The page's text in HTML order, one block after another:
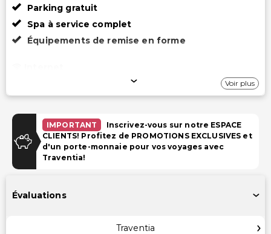
Parking gratuit
Spa à service complet
Équipements de remise en forme
Stationnement
Parking gratuit
Spa à service complet
Voir plus
IMPORTANT
Inscrivez-vous sur notre ESPACE
CLIENTS! Profitez de PROMOTIONS EXCLUSIVES et
d'un porte-monnaie pour vos voyages avec
Traventia!
Évaluations
Traventia